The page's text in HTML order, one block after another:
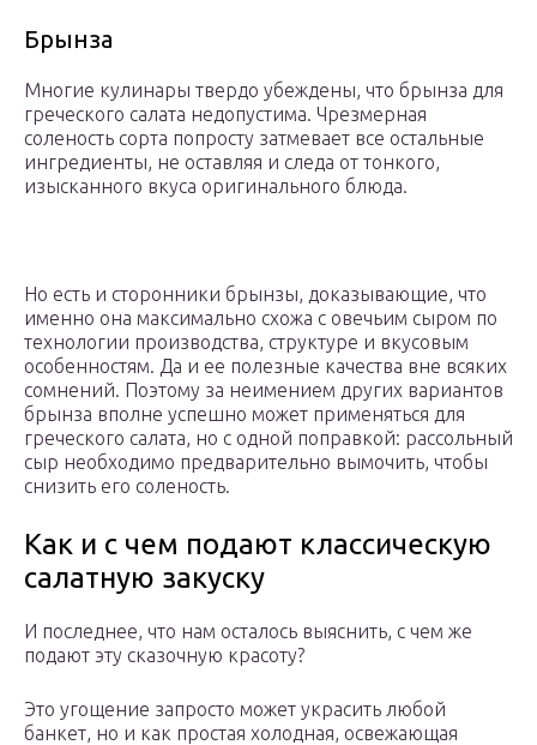
Брынза
Многие кулинары твердо убеждены, что брынза для
греческого салата недопустима. Чрезмерная
соленость сорта попросту затмевает все остальные
ингредиенты, не оставляя и следа от тонкого,
изысканного вкуса оригинального блюда.
Но есть и сторонники брынзы, доказывающие, что
именно она максимально схожа с овечьим сыром по
технологии производства, структуре и вкусовым
особенностям. Да и ее полезные качества вне всяких
сомнений. Поэтому за неимением других вариантов
брынза вполне успешно может применяться для
греческого салата, но с одной поправкой: рассольный
сыр необходимо предварительно вымочить, чтобы
снизить его соленость.
Как и с чем подают классическую
салатную закуску
И последнее, что нам осталось выяснить, с чем же
подают эту сказочную красоту?
Это угощение запросто может украсить любой
банкет, но и как простая холодная, освежающая